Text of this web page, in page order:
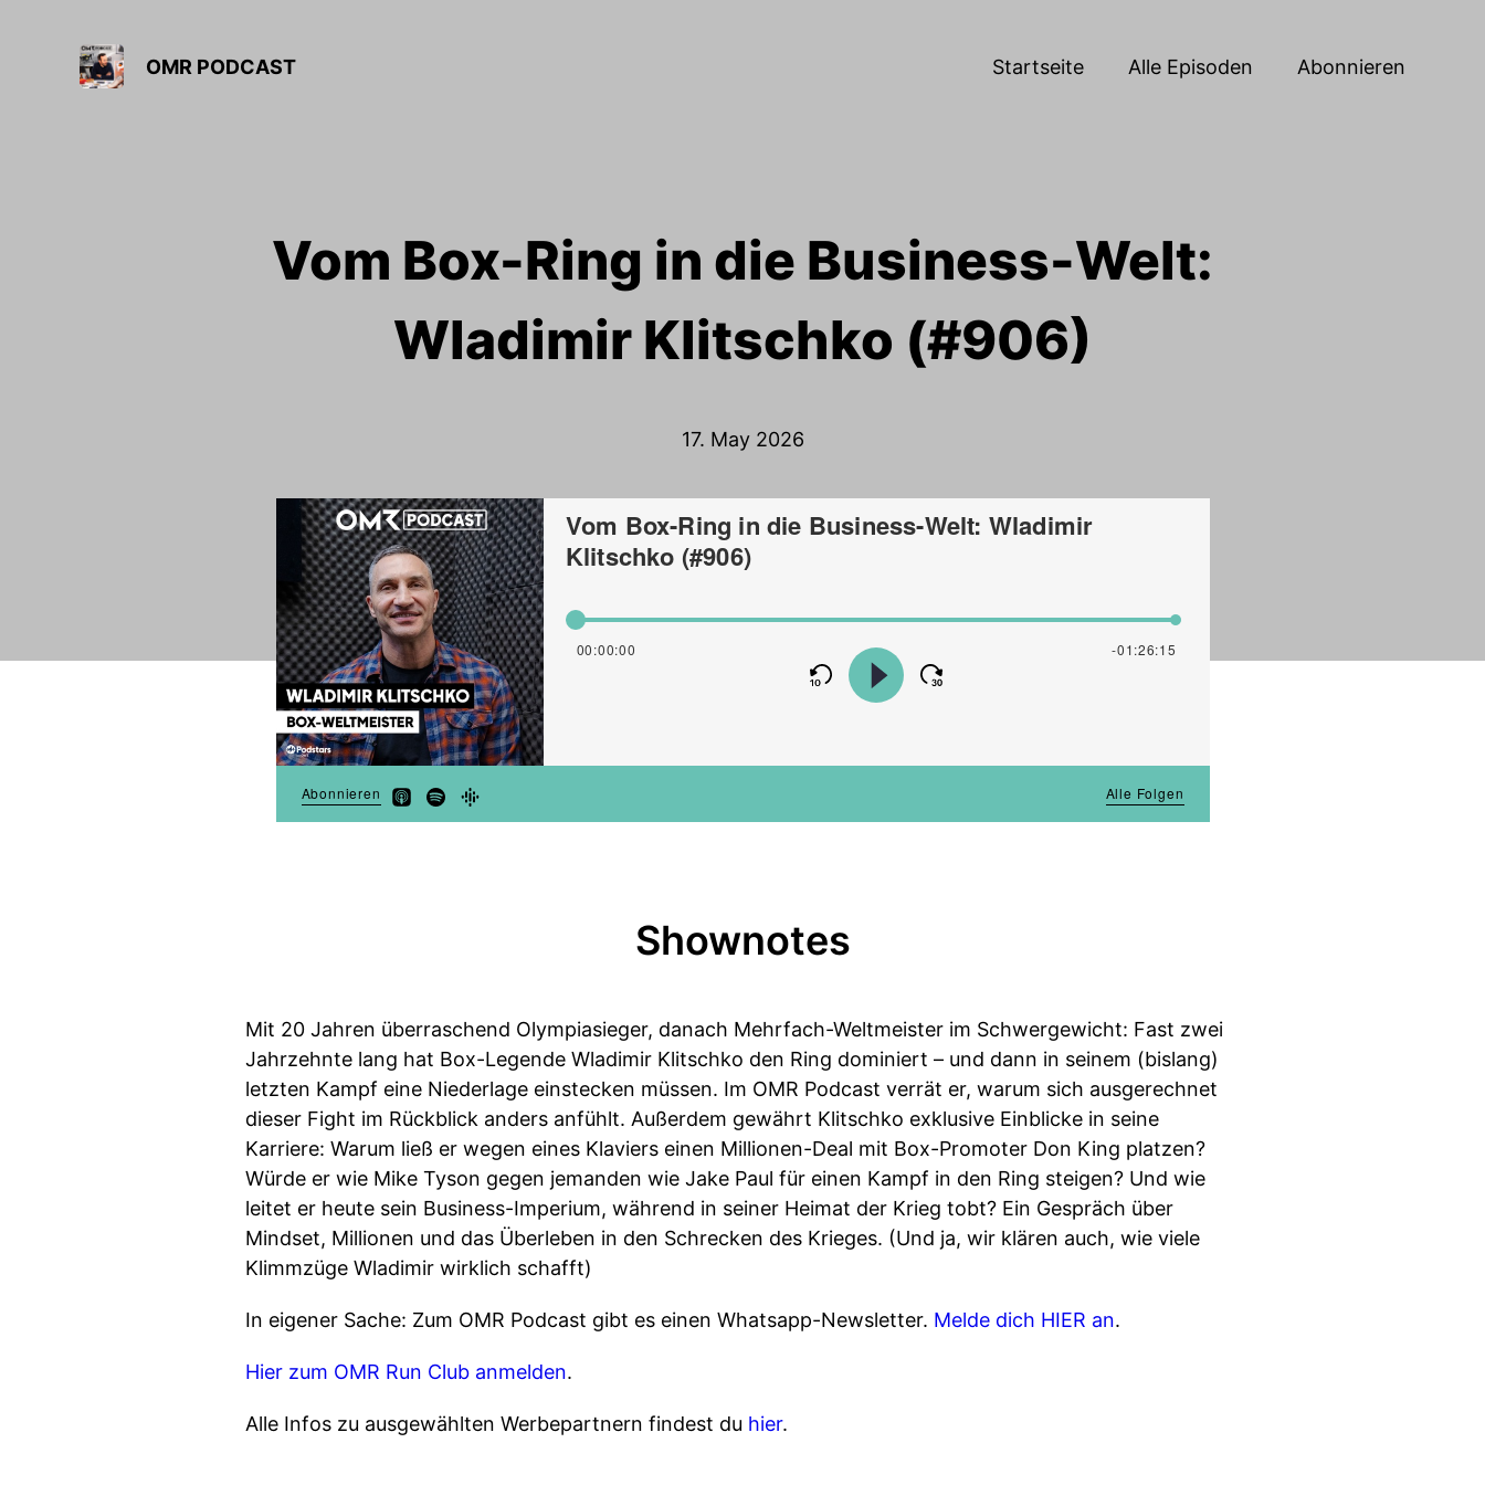
OMR PODCAST Startseite Alle Episoden Abonnieren
Vom Box-Ring in die Business-Welt:
Wladimir Klitschko (#906)
17. May 2026
Shownotes
Mit 20 Jahren überraschend Olympiasieger, danach Mehrfach-Weltmeister im Schwergewicht: Fast zwei
Jahrzehnte lang hat Box-Legende Wladimir Klitschko den Ring dominiert – und dann in seinem (bislang)
letzten Kampf eine Niederlage einstecken müssen. Im OMR Podcast verrät er, warum sich ausgerechnet
dieser Fight im Rückblick anders anfühlt. Außerdem gewährt Klitschko exklusive Einblicke in seine
Karriere: Warum ließ er wegen eines Klaviers einen Millionen-Deal mit Box-Promoter Don King platzen?
Würde er wie Mike Tyson gegen jemanden wie Jake Paul für einen Kampf in den Ring steigen? Und wie
leitet er heute sein Business-Imperium, während in seiner Heimat der Krieg tobt? Ein Gespräch über
Mindset, Millionen und das Überleben in den Schrecken des Krieges. (Und ja, wir klären auch, wie viele
Klimmzüge Wladimir wirklich schafft)
In eigener Sache: Zum OMR Podcast gibt es einen Whatsapp-Newsletter. Melde dich HIER an.
Hier zum OMR Run Club anmelden.
Alle Infos zu ausgewählten Werbepartnern findest du hier.